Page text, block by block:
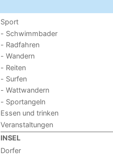
Sport
- Schwimmbader
- Radfahren
- Wandern
- Reiten
- Surfen
- Wattwandern
- Sportangeln
Essen und trinken
Veranstaltungen
INSEL
Dorfer